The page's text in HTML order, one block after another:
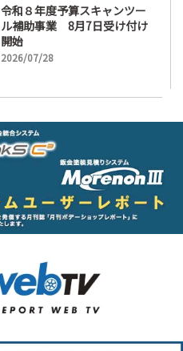
令和８年度予算スキャンツー
ル補助事業 8月7日受け付け
開始
2026/07/28